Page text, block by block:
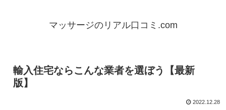
マッサージのリアル口コミ.com
輸入住宅ならこんな業者を選ぼう【最新
版】
2022.12.28